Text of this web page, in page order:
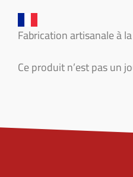
Fabrication artisanale à
Ce produit n’est pas un